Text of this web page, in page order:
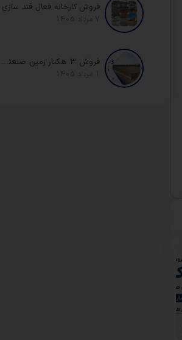
فروش کارخانه فعال قند سازی
فروش ۳ هکتار زمین صنعتی حصار شده زون فلزی